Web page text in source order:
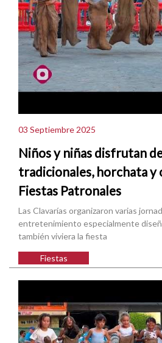
03 Septiembre 2025
Niños y niñas disfrutan
tradicionales, horchata y
Fiestas Patronales
Las Clavarías organizaron varias
entretenimiento especialmente
también viviera la fiesta
Fiestas